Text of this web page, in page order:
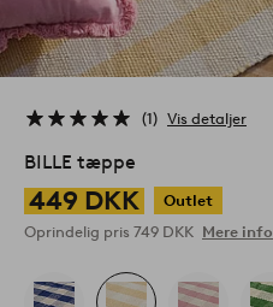
1 Vis detaljer
BILLE tæppe
449 DKK
Outlet
Oprindelig pris 749 DKK Mere info